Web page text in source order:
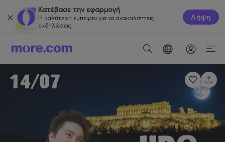
Κατέβασε την εφαρμογή
Η καλύτερη εμπειρία για να ανακαλύπτεις
εκδηλώσεις.
Λήψη